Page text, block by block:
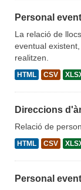
Personal
La relació de
eventual
realitzen.
HTML CSV
Direccions
Relació de
HTML CSV
Personal